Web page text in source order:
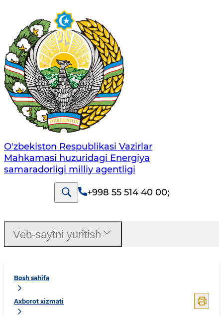
O'zbekiston Respublikasi Vazirlar
Mahkamasi huzuridagi Energiya
samaradorligi milliy agentligi
+998 55 514 40 00;
Bosh sahifa
Axborot xizmati
Veb-saytni yuritish